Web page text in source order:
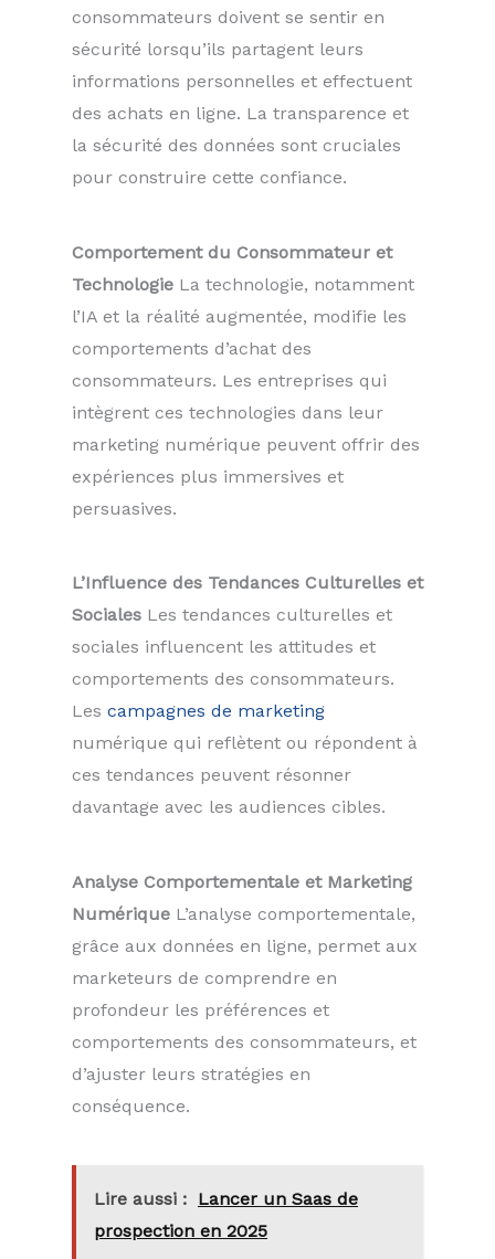
consommateurs doivent se sentir en
sécurité lorsqu’ils partagent leurs
informations personnelles et effectuent
des achats en ligne. La transparence et
la sécurité des données sont cruciales
pour construire cette confiance.
Comportement du Consommateur et
Technologie La technologie, notamment
l’IA et la réalité augmentée, modifie les
comportements d’achat des
consommateurs. Les entreprises qui
intègrent ces technologies dans leur
marketing numérique peuvent offrir des
expériences plus immersives et
persuasives.
L’Influence des Tendances Culturelles et
Sociales Les tendances culturelles et
sociales influencent les attitudes et
comportements des consommateurs.
Les campagnes de marketing
numérique qui reflètent ou répondent à
ces tendances peuvent résonner
davantage avec les audiences cibles.
Analyse Comportementale et Marketing
Numérique L’analyse comportementale,
grâce aux données en ligne, permet aux
marketeurs de comprendre en
profondeur les préférences et
comportements des consommateurs, et
d’ajuster leurs stratégies en
conséquence.
Lire aussi : Lancer un Saas de
prospection en 2025